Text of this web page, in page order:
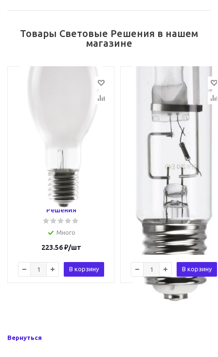
Товары Световые Решения в нашем
магазине
Лампа дуговая
вольфрамовая прямого
включения ДРВ 160 E27
St 04358 Световые
Решения
Много
223.56₽/шт
В корзину
Лампа газоразрядная
металлогалогенная ДРИ
250 E40 St Световые
Решения 22110
Много
748.83₽/шт
В корзину
Вернуться